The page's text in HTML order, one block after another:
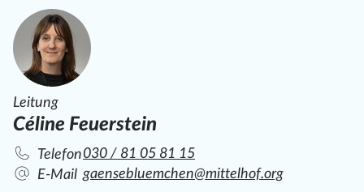
Leitung
Céline Feuerstein
Telefon030 / 81 05 81 15
E-Mail gaensebluemchen@mittelhof.org